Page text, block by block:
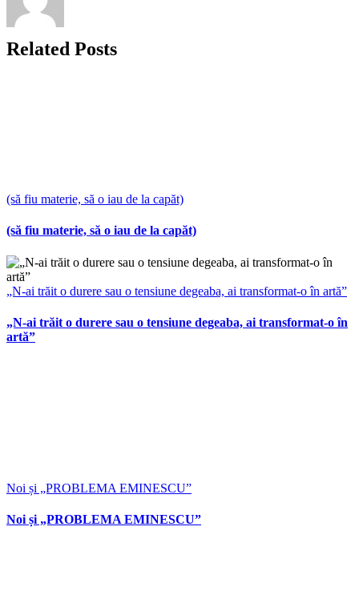
Related Posts
(să fiu materie, să o iau de la capăt)
(să fiu materie, să o iau de la capăt)
„N-ai trăit o durere sau o tensiune degeaba, ai transformat-o în artă”
„N-ai trăit o durere sau o tensiune degeaba, ai transformat-o în
artă”
Noi și „PROBLEMA EMINESCU”
Noi și „PROBLEMA EMINESCU”